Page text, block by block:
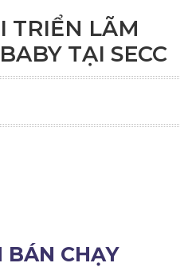
TRIỂN LÃM
TẠI SECC
BÁN CHẠY